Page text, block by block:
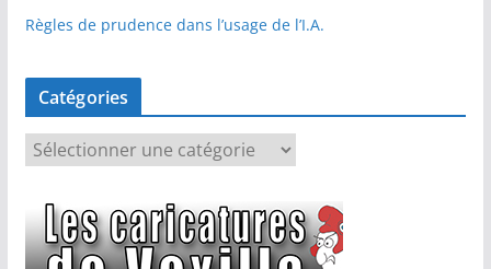
Règles de prudence dans l’usage de l’I.A.
Catégories
a
é
g